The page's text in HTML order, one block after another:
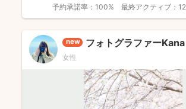
予約承諾率： 100% 最終アクティブ：
new フォトグラファーKana
女性